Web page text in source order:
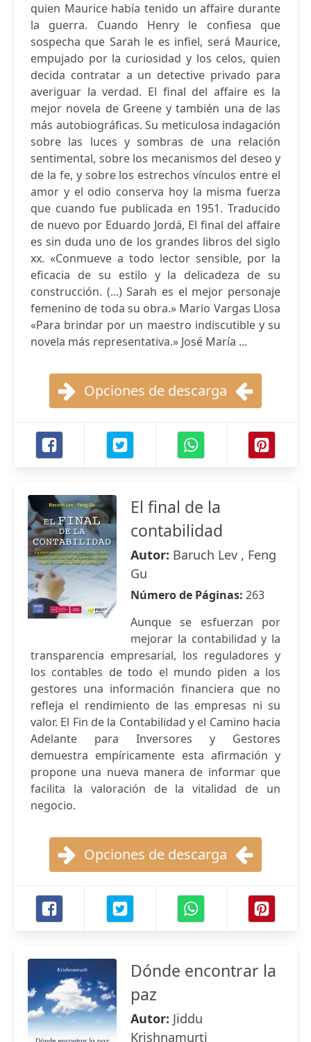
quien Maurice había tenido un affaire durante
la guerra. Cuando Henry le confiesa que
sospecha que Sarah le es infiel, será Maurice,
empujado por la curiosidad y los celos, quien
decida contratar a un detective privado para
averiguar la verdad. El final del affaire es la
mejor novela de Greene y también una de las
más autobiográficas. Su meticulosa indagación
sobre las luces y sombras de una relación
sentimental, sobre los mecanismos del deseo y
de la fe, y sobre los estrechos vínculos entre el
amor y el odio conserva hoy la misma fuerza
que cuando fue publicada en 1951. Traducido
de nuevo por Eduardo Jordá, El final del affaire
es sin duda uno de los grandes libros del siglo
xx. «Conmueve a todo lector sensible, por la
eficacia de su estilo y la delicadeza de su
construcción. (...) Sarah es el mejor personaje
femenino de toda su obra.» Mario Vargas Llosa
«Para brindar por un maestro indiscutible y su
novela más representativa.» José María ...
Opciones de descarga
El final de la
contabilidad
Autor: Baruch Lev , Feng
Gu
Número de Páginas: 263
Aunque se esfuerzan por
mejorar la contabilidad y la
transparencia empresarial, los reguladores y
los contables de todo el mundo piden a los
gestores una información financiera que no
refleja el rendimiento de las empresas ni su
valor. El Fin de la Contabilidad y el Camino hacia
Adelante para Inversores y Gestores
demuestra empíricamente esta afirmación y
propone una nueva manera de informar que
facilita la valoración de la vitalidad de un
negocio.
Opciones de descarga
Dónde encontrar la
paz
Autor: Jiddu
Krishnamurti